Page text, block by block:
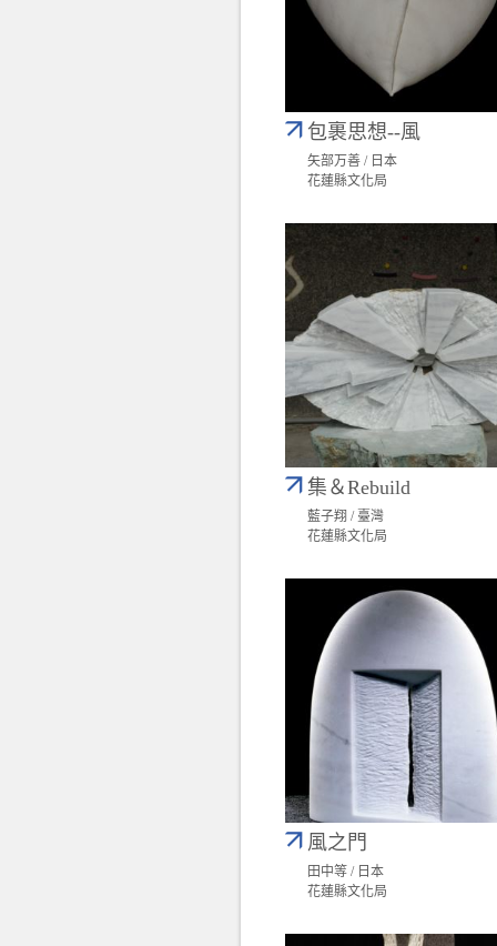
包裹思想--風
矢部万善 / 日本
花蓮縣文化局
集＆Rebuild
藍子翔 / 臺灣
花蓮縣文化局
風之門
田中等 / 日本
花蓮縣文化局